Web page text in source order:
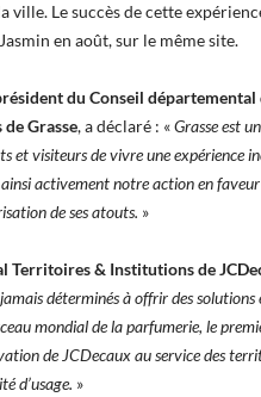
ville. Le succès de cette
en août, sur le même site.
du Conseil
Grasse, a déclaré : «Grasse est
et visiteurs de vivre une expérience
activement notre action en
de ses atouts. »
Territoires & Institutions de
déterminés à offrir des
mondial de la parfumerie, le
de JCDecaux au service des
d’usage. »